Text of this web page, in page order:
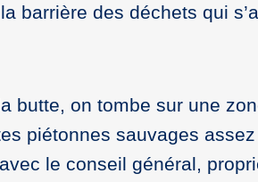
barrière des déchets qui
butte, on tombe sur une
piétonnes sauvages
le conseil général,